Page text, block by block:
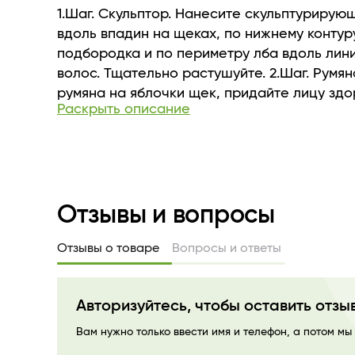
ярче цвет. Палетка идеально подходит для
экспериментов в макияже, применяя
техники в макияже.
1.Шаг. Скульптор. Нанесите
вдоль впадин на щеках, по нижнему
подбородка и по периметру лба вдоль
волос. Тщательно растушуйте. 2.Шаг.
румяна на яблочки щек, придайте лицу
свежий вид. 3.Шаг. Хайлайтер. Нанесите
Раскрыть описание
Отзывы и вопросы
Отзывы о товаре Вопросы и ответы
Авторизуйтесь, чтобы оставить
Вам нужно только ввести имя и телефон, а потом